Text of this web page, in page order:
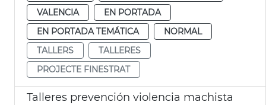
VALENCIA
EN PORTADA
EN PORTADA TEMÁTICA
NORMAL
TALLERS
TALLERES
PROJECTE FINESTRAT
Talleres prevención violencia machista